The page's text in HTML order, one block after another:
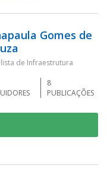
Gomes de
de Infraestrutura
8
PUBLICAÇÕES